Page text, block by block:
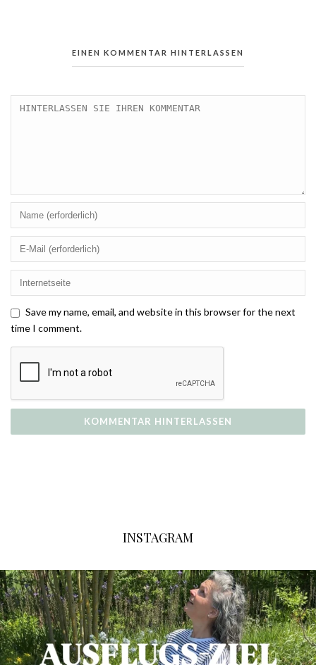
EINEN KOMMENTAR HINTERLASSEN
Save my name, email, and website in this browser for the next
time I comment.
INSTAGRAM